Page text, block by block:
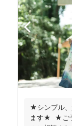
★シンプル、
ます★ ★ご